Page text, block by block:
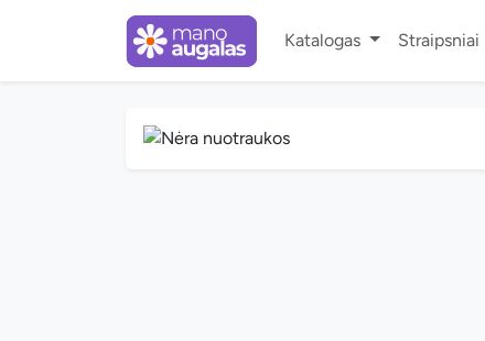
Katalogas Straipsniai